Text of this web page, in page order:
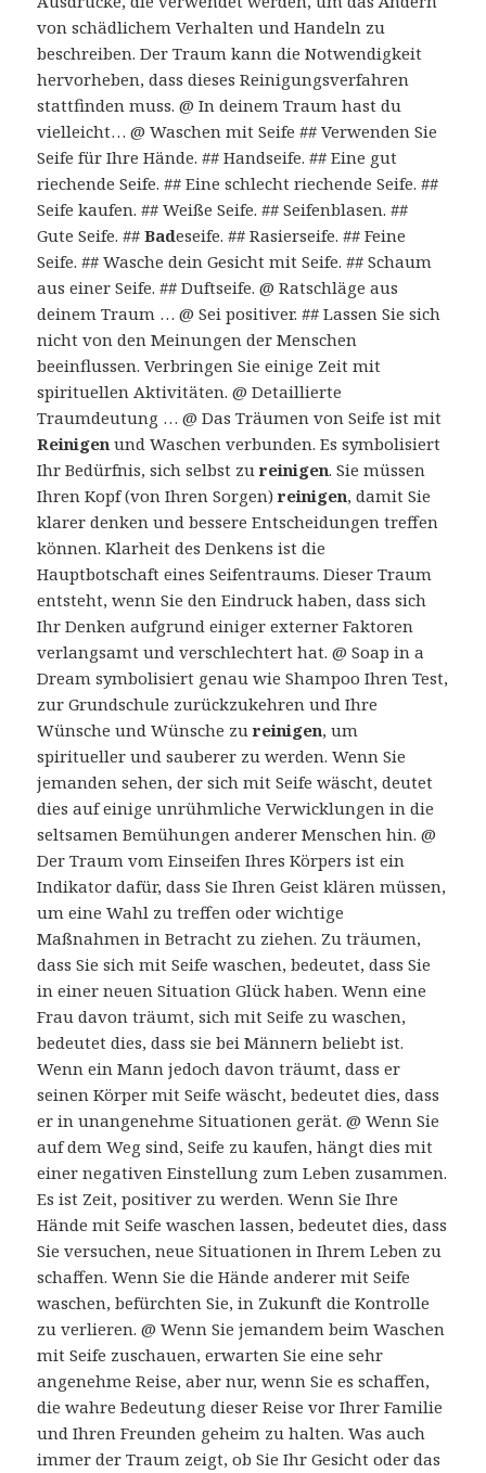
von schädlichem Verhalten und Handeln zu
beschreiben. Der Traum kann die Notwendigkeit
hervorheben, dass dieses Reinigungsverfahren
stattfinden muss. @ In deinem Traum hast du
vielleicht… @ Waschen mit Seife ## Verwenden Sie
Seife für Ihre Hände. ## Handseife. ## Eine gut
riechende Seife. ## Eine schlecht riechende Seife. ##
Seife kaufen. ## Weiße Seife. ## Seifenblasen. ##
Gute Seife. ##Badeseife. ## Rasierseife. ## Feine
Seife. ## Wasche dein Gesicht mit Seife. ## Schaum
aus einer Seife. ## Duftseife. @ Ratschläge aus
deinem Traum … @ Sei positiver. ## Lassen Sie sich
nicht von den Meinungen der Menschen
beeinflussen. Verbringen Sie einige Zeit mit
spirituellen Aktivitäten. @ Detaillierte
Traumdeutung … @ Das Träumen von Seife ist mit
Reinigen und Waschen verbunden. Es symbolisiert
Ihr Bedürfnis, sich selbst zureinigen. Sie müssen
Ihren Kopf (von Ihren Sorgen)reinigen, damit Sie
klarer denken und bessere Entscheidungen treffen
können. Klarheit des Denkens ist die
Hauptbotschaft eines Seifentraums. Dieser Traum
entsteht, wenn Sie den Eindruck haben, dass sich
Ihr Denken aufgrund einiger externer Faktoren
verlangsamt und verschlechtert hat. @ Soap in a
Dream symbolisiert genau wie Shampoo Ihren Test,
zur Grundschule zurückzukehren und Ihre
Wünsche und Wünsche zureinigen, um
spiritueller und sauberer zu werden. Wenn Sie
jemanden sehen, der sich mit Seife wäscht, deutet
dies auf einige unrühmliche Verwicklungen in die
seltsamen Bemühungen anderer Menschen hin. @
Der Traum vom Einseifen Ihres Körpers ist ein
Indikator dafür, dass Sie Ihren Geist klären müssen,
um eine Wahl zu treffen oder wichtige
Maßnahmen in Betracht zu ziehen. Zu träumen,
dass Sie sich mit Seife waschen, bedeutet, dass Sie
in einer neuen Situation Glück haben. Wenn eine
Frau davon träumt, sich mit Seife zu waschen,
bedeutet dies, dass sie bei Männern beliebt ist.
Wenn ein Mann jedoch davon träumt, dass er
seinen Körper mit Seife wäscht, bedeutet dies, dass
er in unangenehme Situationen gerät. @ Wenn Sie
auf dem Weg sind, Seife zu kaufen, hängt dies mit
einer negativen Einstellung zum Leben zusammen.
Es ist Zeit, positiver zu werden. Wenn Sie Ihre
Hände mit Seife waschen lassen, bedeutet dies, dass
Sie versuchen, neue Situationen in Ihrem Leben zu
schaffen. Wenn Sie die Hände anderer mit Seife
waschen, befürchten Sie, in Zukunft die Kontrolle
zu verlieren. @ Wenn Sie jemandem beim Waschen
mit Seife zuschauen, erwarten Sie eine sehr
angenehme Reise, aber nur, wenn Sie es schaffen,
die wahre Bedeutung dieser Reise vor Ihrer Familie
und Ihren Freunden geheim zu halten. Was auch
immer der Traum zeigt, ob Sie Ihr Gesicht oder das